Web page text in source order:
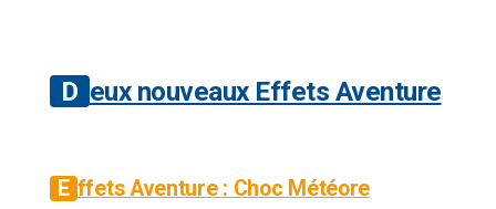
Deux nouveaux Effets Aventure
Effets Aventure : Choc Météore